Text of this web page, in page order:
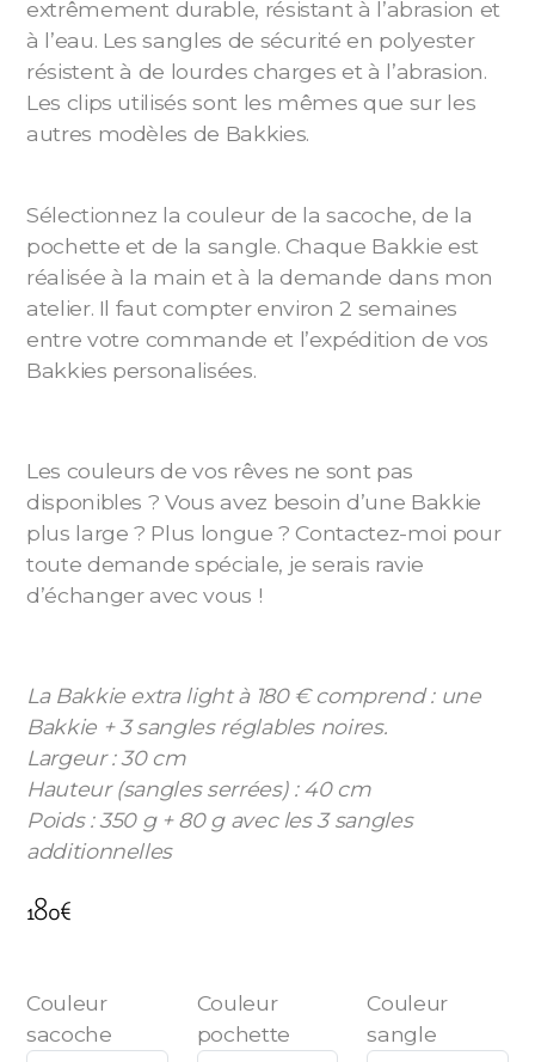
extrêmement durable, résistant à l’abrasion et
à l’eau. Les sangles de sécurité en polyester
résistent à de lourdes charges et à l’abrasion.
Les clips utilisés sont les mêmes que sur les
autres modèles de Bakkies.
Sélectionnez la couleur de la sacoche, de la
pochette et de la sangle. Chaque Bakkie est
réalisée à la main et à la demande dans mon
atelier. Il faut compter environ 2 semaines
entre votre commande et l’expédition de vos
Bakkies personalisées.
Les couleurs de vos rêves ne sont pas
disponibles ? Vous avez besoin d’une Bakkie
plus large ? Plus longue ? Contactez-moi pour
toute demande spéciale, je serais ravie
d’échanger avec vous !
La Bakkie extra light à 180 € comprend : une
Bakkie + 3 sangles réglables noires.
Largeur : 30 cm
Hauteur (sangles serrées) : 40 cm
Poids : 350 g + 80 g avec les 3 sangles
additionnelles
180€
Couleur
sacoche
Couleur
pochette
Couleur
sangle